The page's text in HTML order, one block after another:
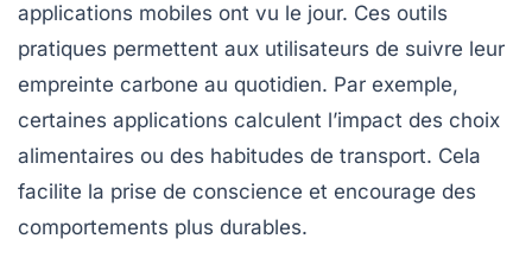
applications mobiles ont vu le jour. Ces outils
pratiques permettent aux utilisateurs de suivre leur
empreinte carbone au quotidien. Par exemple,
certaines applications calculent l’impact des choix
alimentaires ou des habitudes de transport. Cela
facilite la prise de conscience et encourage des
comportements plus durables.